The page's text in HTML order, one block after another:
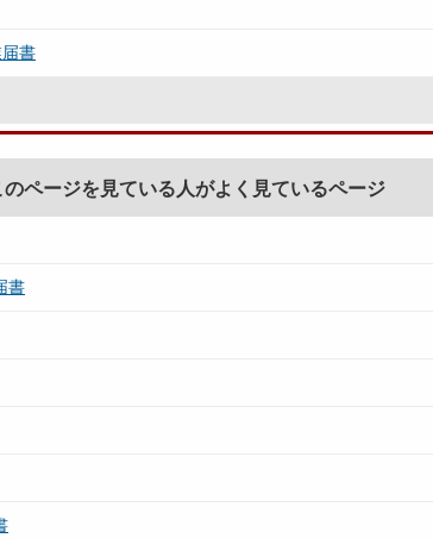
書
のページを見ている人がよく見ているページ
書